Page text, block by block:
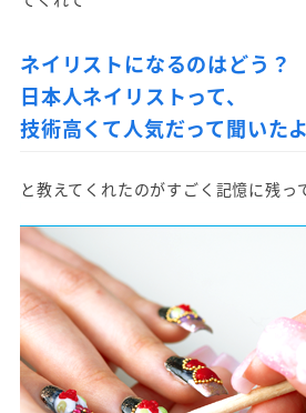
ネイリストになるのはどう？
日本人ネイリストって、
技術高くて人気だって聞いたよ
と教えてくれたのがすごく記憶に残っ